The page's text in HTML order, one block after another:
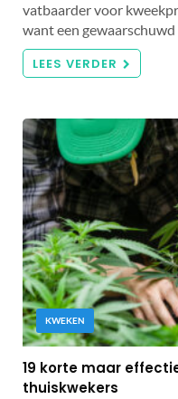
vatbaarder voor
want een
LEES VERDER
KWEKEN
19 korte maar
thuiskwekers